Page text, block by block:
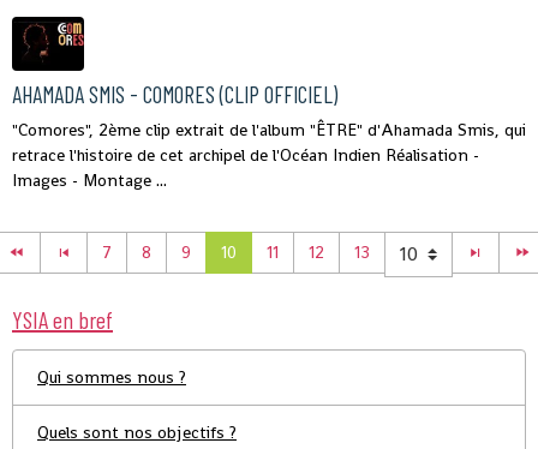
AHAMADA SMIS - COMORES (CLIP OFFICIEL)
"Comores", 2ème clip extrait de l'album "ÊTRE" d'Ahamada Smis, qui
retrace l'histoire de cet archipel de l'Océan Indien Réalisation -
Images - Montage ...
7 8 9 10 11 12 13
YSIA en bref
Qui sommes nous ?
Quels sont nos objectifs ?